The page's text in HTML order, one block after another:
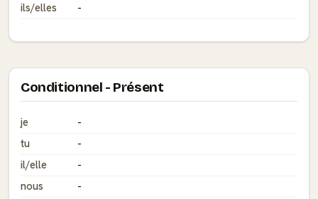
ils/elles
-
Conditionnel - Présent
je
-
tu
-
il/elle
-
nous
-